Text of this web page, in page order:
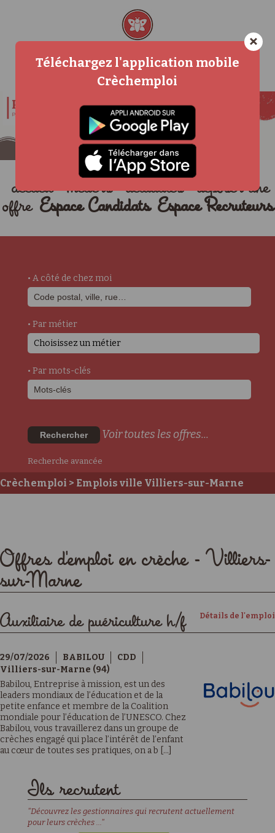
accueil métiers actualités
déposer une
offre Espace Candidats Espace Recruteurs
• A côté de chez moi
• Par métier
Choisissez un métier
• Par mots-clés
Rechercher Voir toutes les offres...
Recherche avancée
Crèchemploi > Emplois ville Villiers-sur-Marne
Offres d'emploi en crèche - Villiers-
sur-Marne
Détails de l'emploi
Auxiliaire de puériculture h/f
29/07/2026 BABILOU
CDD
Villiers-sur-Marne (94)
Babilou, Entreprise à mission, est un des
leaders mondiaux de l’éducation et de la
petite enfance et membre de la Coalition
mondiale pour l’éducation de l’UNESCO. Chez
Babilou, vous travaillerez dans un groupe de
crèches engagé qui place l’intérêt de l’enfant
au cœur de toutes ses pratiques, on a b [...]
Ils recrutent
"Découvrez les gestionnaires qui recrutent actuellement
pour leurs crèches ..."
×
Téléchargez l'application mobile
Crèchemploi